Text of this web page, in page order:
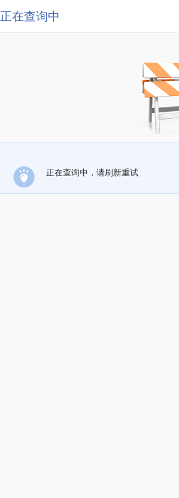
正在查询中
正在查询中，请刷新重试